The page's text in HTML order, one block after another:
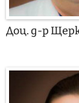
Доц. д-р